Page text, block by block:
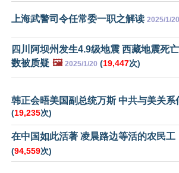
上海武警司令任常委一职之解读 2025/1/20
四川阿坝州发生4.9级地震 西藏地震死
数被质疑 🖼️ 2025/1/20 (19,447次)
韩正会晤美国副总统万斯 中共与美关系
(19,235次)
在中国如此活著 凌晨路边等活的农民工
(94,559次)